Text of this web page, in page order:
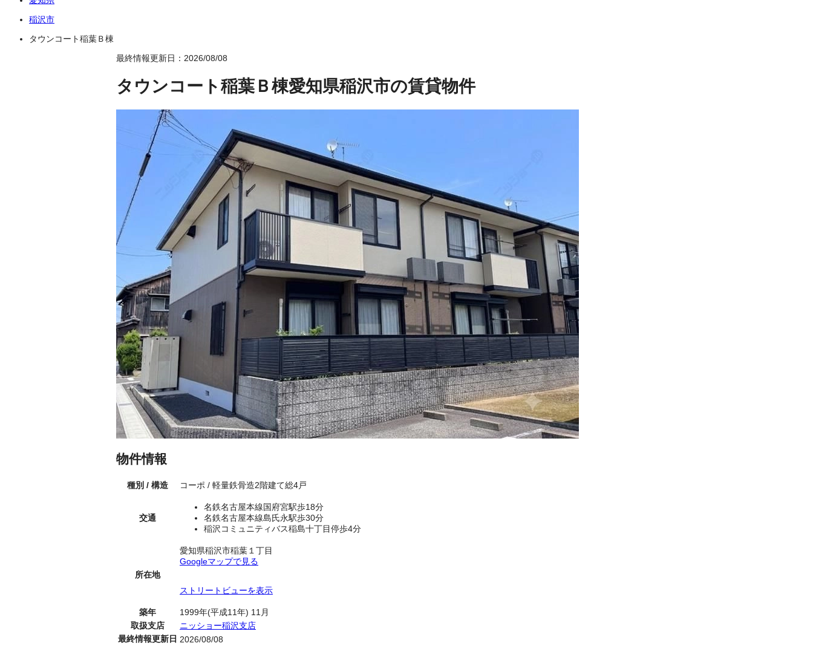
稲沢市
タウンコート稲葉Ｂ棟
最終情報更新日：2026/08/08
タウンコート稲葉Ｂ棟愛知県稲沢市の賃貸物件
物件情報
種別 / 構造 コーポ / 軽量鉄骨造2階建て総4戸
交通
名鉄名古屋本線国府宮駅歩18分
名鉄名古屋本線島氏永駅歩30分
稲沢コミュニティバス稲島十丁目停歩4分
所在地
愛知県稲沢市稲葉１丁目
Googleマップで見る
ストリートビューを表示
築年
1999年(平成11年) 11月
取扱支店
ニッショー稲沢支店
最終情報更新日 2026/08/08